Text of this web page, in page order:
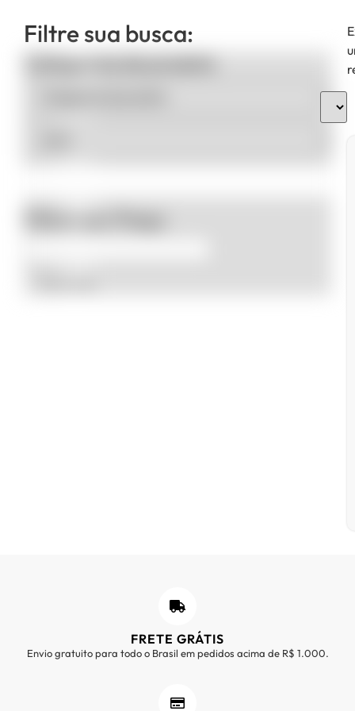
Filtre sua busca:
Categorias de produto
FRETE GRÁTIS
Envio gratuito para todo o Brasil em pedidos acima de R$ 1.000.